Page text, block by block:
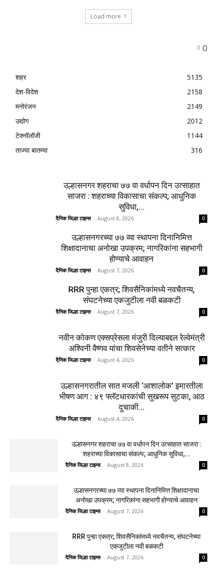
Load more
0
शहर
5135
देश-विदेश
2158
मनोरंजन
2149
उद्योग
2012
टेक्नॉलॉजी
1144
ताज्या बातम्या
316
उल्हासनगर शहराचा ७७ वा वर्धापन दिन उत्साहात
साजरा : शहराच्या विकासाचा संकल्प; आधुनिक
सुविधा,...
दैनिक जिल्हा टाइम्स - August 8, 2026 0
उल्हासनगरच्या ७७ व्या स्थापना दिनानिमित्त
शिक्षादानाचा अनोखा उपक्रम; नागरिकांना सहभागी
होण्याचे आवाहन
दैनिक जिल्हा टाइम्स - August 7, 2026 0
RRR पुन्हा एकत्र; शिवसैनिकांमध्ये नवचैतन्य,
संघटनेच्या एकजुटीला नवी बळकटी
दैनिक जिल्हा टाइम्स - August 7, 2026 0
नवीन कोकण एक्सप्रेसला मंजुरी दिल्याबद्दल रेल्वेमंत्री
अश्विनी वैष्णव यांचा शिवसेनेच्या वतीने सत्कार
दैनिक जिल्हा टाइम्स - August 4, 2026 0
उल्हासनगरातील सात मजली ‘आशालोक’ इमारतीला
भीषण आग : ४९ फ्लॅटधारकांची सुखरूप सुटका, आठ
दुचाकी...
दैनिक जिल्हा टाइम्स - August 4, 2026 0
उल्हासनगर शहराचा ७७ वा वर्धापन दिन उत्साहात साजरा :
शहराच्या विकासाचा संकल्प; आधुनिक सुविधा,...
दैनिक जिल्हा टाइम्स - August 8, 2026 0
उल्हासनगरच्या ७७ व्या स्थापना दिनानिमित्त शिक्षादानाचा
अनोखा उपक्रम; नागरिकांना सहभागी होण्याचे आवाहन
दैनिक जिल्हा टाइम्स - August 7, 2026 0
RRR पुन्हा एकत्र; शिवसैनिकांमध्ये नवचैतन्य, संघटनेच्या
एकजुटीला नवी बळकटी
दैनिक जिल्हा टाइम्स - August 7, 2026 0